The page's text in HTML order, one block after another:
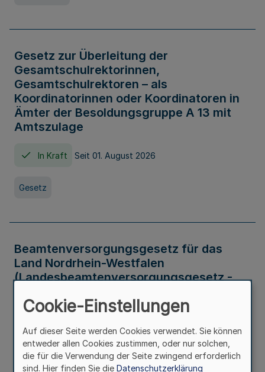
Gesetz zur Überleitung der
Gesamtschulrektorinnen,
Gesamtschulrektoren – als
Koordinatorinnen oder Koordinatoren in
Ämter der Besoldungsgruppe A 13 mit
Amtszulage
In Kraft Seit 01. August 2026
Gesetz
Beamtenversorgungsgesetz für das
Land Nordrhein-Westfalen
(Landesbeamtenversorgungsgesetz -
Gesetz
Cookie-Einstellungen
Auf dieser Seite werden Cookies verwendet. Sie können
entweder allen Cookies zustimmen, oder nur solchen,
die für die Verwendung der Seite zwingend erforderlich
sind. Hier finden Sie die Datenschutzerklärung